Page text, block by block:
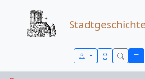
Stadtgeschichte